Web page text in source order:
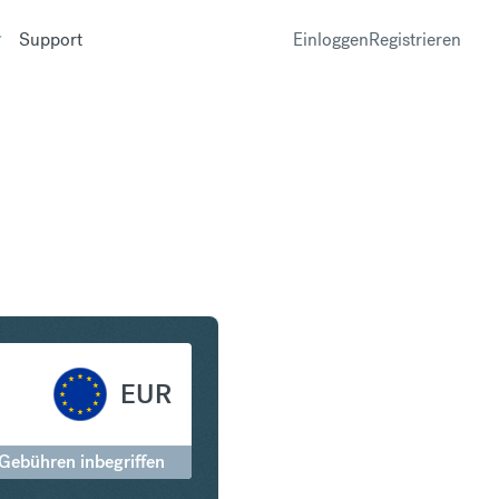
Support EinloggenRegistrieren
EUR
inbegriffen